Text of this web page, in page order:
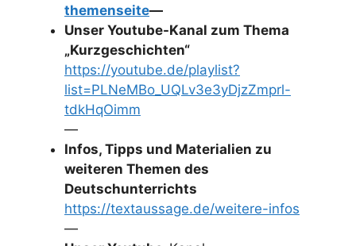
themenseite—
Unser Youtube-Kanal zum Thema
„Kurzgeschichten“
https://youtube.de/playlist?
list=PLNeMBo_UQLv3e3yDjzZmprl-
tdkHqOimm
—
Infos, Tipps und Materialien zu
weiteren Themen des
Deutschunterrichts
https://textaussage.de/weitere-infos
—